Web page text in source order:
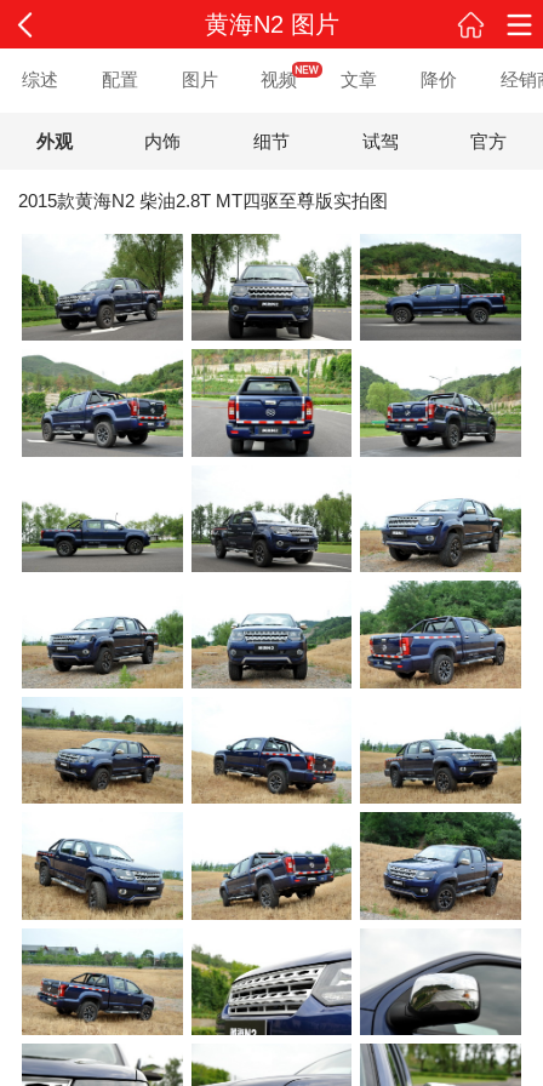
黄海N2 图片
综述 配置 图片 视频 文章 降价 经销
外观 内饰 细节 试驾 官方
2015款黄海N2 柴油2.8T MT四驱至尊版实拍图